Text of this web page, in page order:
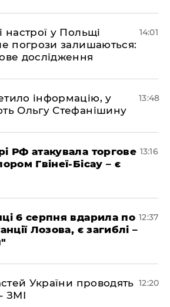
настрої у Польщі
погрози залишаються:
дослідження
14:01
інформацію, у
Ольгу Стефанішину
13:48
РФ атакувала торгове
Гвінеї-Бісау – є
13:16
6 серпня вдарила по
Лозова, є загиблі –
12:37
України проводять
ЗМІ
12:20